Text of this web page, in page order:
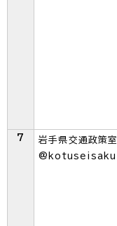
7
岩手県交通政策室
@kotuseisaku